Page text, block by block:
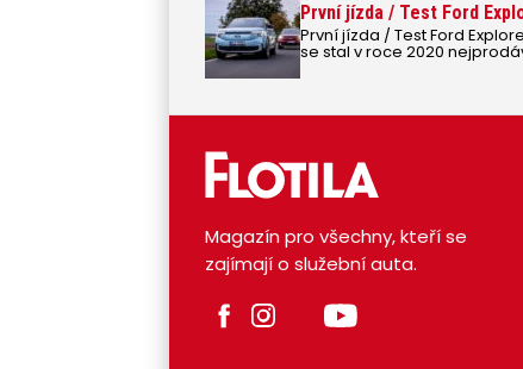
První jízda / Test Ford
První jízda / Test Ford
se stal v roce 2020
Magazín pro všechny, kteří se
zajímají o služební auta.